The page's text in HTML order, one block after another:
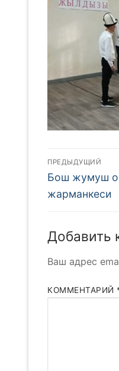
по
записям
ПРЕДЫДУЩИЙ
Предыдущая
запись:
Бош жумуш
жарманкеси
Добавить
Ваш адрес
КОММЕНТАРИЙ